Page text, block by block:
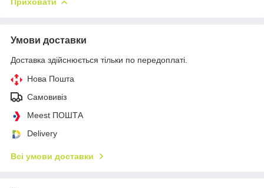
Умови доставки
Доставка здійснюється тільки по передоплаті.
Нова Пошта
Самовивіз
Meest ПОШТА
Delivery
Всі умови доставки